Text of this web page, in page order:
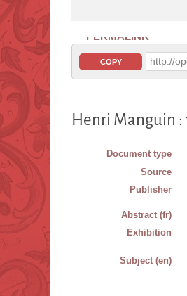
PERMALINK
COPY http://
Henri Manguin :
Document type
Source
Publisher
Abstract (fr)
Exhibition
Subject (en)